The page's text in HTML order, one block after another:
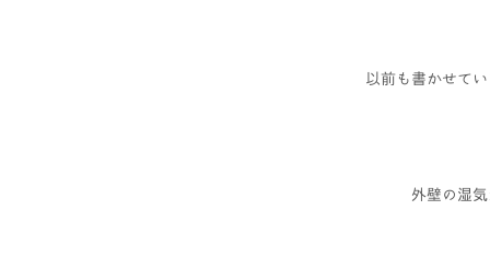
以前も書かせて
外壁の湿